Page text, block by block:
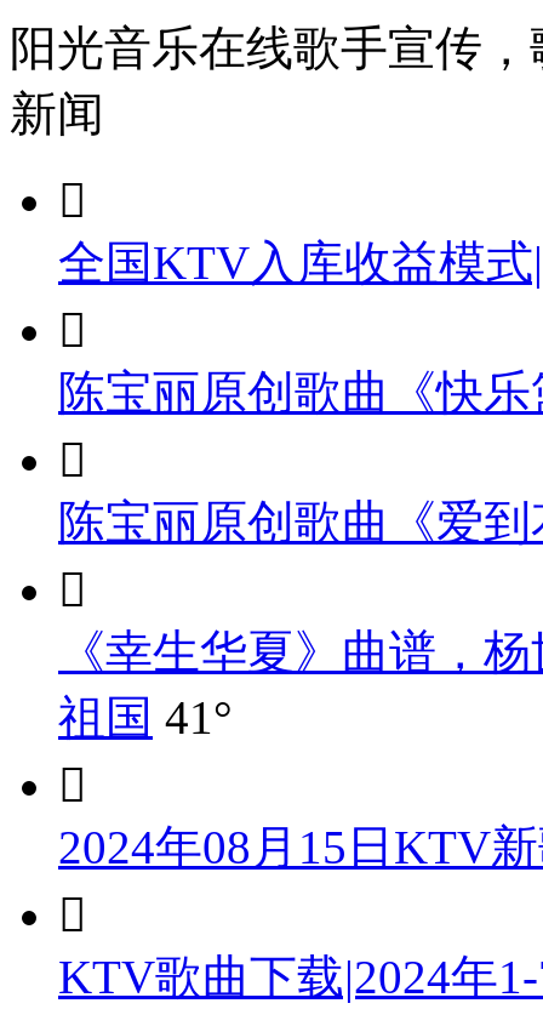
阳光音乐在线歌手宣传
新闻

全国KTV入库收益模

陈宝丽原创歌曲《快

陈宝丽原创歌曲《爱

《幸生华夏》曲谱，
祖国 41°

2024年08月15日KTV

KTV歌曲下载|2024年